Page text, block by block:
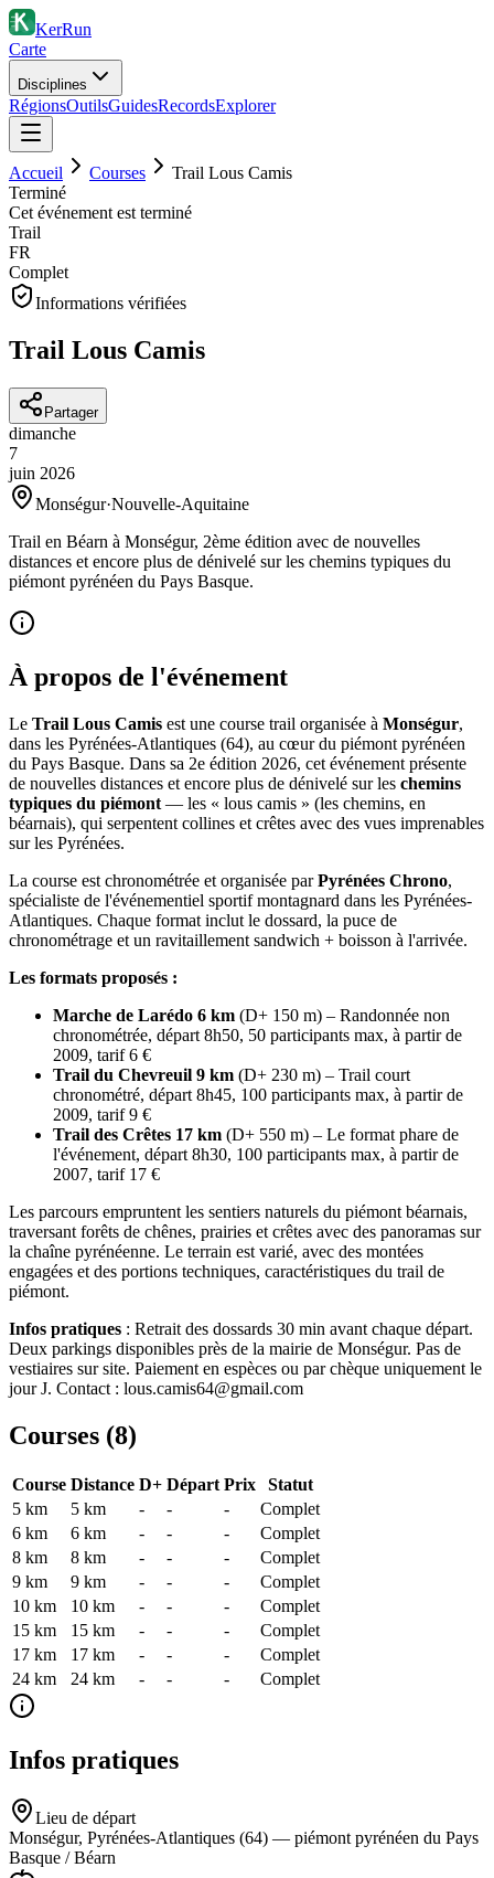
KerRun
Carte
Disciplines
RégionsOutilsGuidesRecordsExplorer
Accueil Courses
Trail Lous Camis
Terminé
Cet événement est terminé
Trail
FR
Complet
Informations vérifiées
Trail Lous Camis
Partager
dimanche
7
juin 2026
Monségur·Nouvelle-Aquitaine
Trail en Béarn à Monségur, 2ème édition avec de nouvelles
distances et encore plus de dénivelé sur les chemins typiques du
piémont pyrénéen du Pays Basque.
À propos de l'événement
Le Trail Lous Camis est une course trail organisée à Monségur,
dans les Pyrénées-Atlantiques (64), au cœur du piémont pyrénéen
du Pays Basque. Dans sa 2e édition 2026, cet événement présente
de nouvelles distances et encore plus de dénivelé sur les chemins
typiques du piémont — les « lous camis » (les chemins, en
béarnais), qui serpentent collines et crêtes avec des vues imprenables
sur les Pyrénées.
La course est chronométrée et organisée parPyrénées Chrono,
spécialiste de l'événementiel sportif montagnard dans les Pyrénées-
Atlantiques. Chaque format inclut le dossard, la puce de
chronométrage et un ravitaillement sandwich + boisson à l'arrivée.
Les formats proposés :
Marche de Larédo 6 km (D+ 150 m) – Randonnée non
chronométrée, départ 8h50, 50 participants max, à partir de
2009, tarif 6 €
Trail du Chevreuil 9 km (D+ 230 m) – Trail court
chronométré, départ 8h45, 100 participants max, à partir de
2009, tarif 9 €
Trail des Crêtes 17 km (D+ 550 m) – Le format phare de
l'événement, départ 8h30, 100 participants max, à partir de
2007, tarif 17 €
Les parcours empruntent les sentiers naturels du piémont béarnais,
traversant forêts de chênes, prairies et crêtes avec des panoramas sur
la chaîne pyrénéenne. Le terrain est varié, avec des montées
engagées et des portions techniques, caractéristiques du trail de
piémont.
Infos pratiques : Retrait des dossards 30 min avant chaque départ.
Deux parkings disponibles près de la mairie de Monségur. Pas de
vestiaires sur site. Paiement en espèces ou par chèque uniquement le
jour J. Contact : lous.camis64@gmail.com
Courses (8)
Course Distance D+ Départ Prix
Statut
5 km
5 km - - -
Complet
6 km
6 km - - -
Complet
8 km
8 km - - -
Complet
9 km
9 km - - -
Complet
10 km
10 km - - -
Complet
15 km
15 km - - -
Complet
17 km
17 km - - -
Complet
24 km
24 km - - - Complet
Infos pratiques
Lieu de départ
Monségur, Pyrénées-Atlantiques (64) — piémont pyrénéen du Pays
Basque / Béarn